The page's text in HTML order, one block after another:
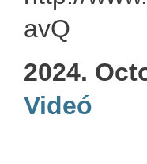
avQ
2024.
Videó